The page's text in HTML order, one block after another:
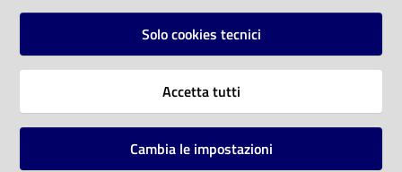
Vai alla pagina
Solo cookies tecnici
Accetta tutti
Cambia le impostazioni